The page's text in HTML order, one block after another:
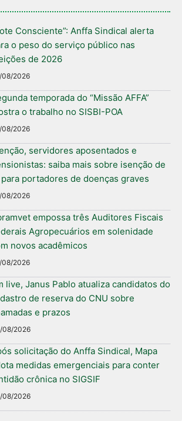
Consciente”: Anffa Sindical alerta
o peso do serviço público nas
de 2026
08/2026
temporada do “Missão AFFA”
o trabalho no SISBI-POA
08/2026
servidores aposentados e
saiba mais sobre isenção de
para portadores de doenças graves
08/2026
empossa três Auditores Fiscais
Agropecuários em solenidade
novos acadêmicos
08/2026
live, Janus Pablo atualiza candidatos do
de reserva do CNU sobre
e prazos
08/2026
solicitação do Anffa Sindical, Mapa
medidas emergenciais para conter
crônica no SIGSIF
08/2026